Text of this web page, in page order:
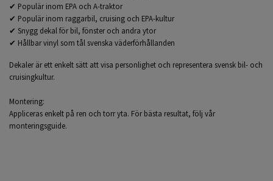
✔ Populär inom EPA och A-traktor
✔ Populär inom raggarbil, cruising och EPA-kultur
✔ Snygg dekal för bil, fönster och andra ytor
✔ Hållbar vinyl som tål svenska väderförhållanden
Dekaler är ett enkelt sätt att visa personlighet och representera svensk bil- och
cruisingkultur.
Montering:
Appliceras enkelt på ren och torr yta. För bästa resultat, följ vår
monteringsguide.